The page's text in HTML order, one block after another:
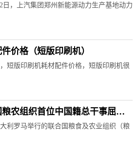
日，上汽集团郑州新能源动力生产基地动力
价格（短版印刷机）
短版印刷机耗材配件价格，短版印刷机很
农组织首位中国籍总干事屈冬
利罗马举行的联合国粮食及农业组织（粮